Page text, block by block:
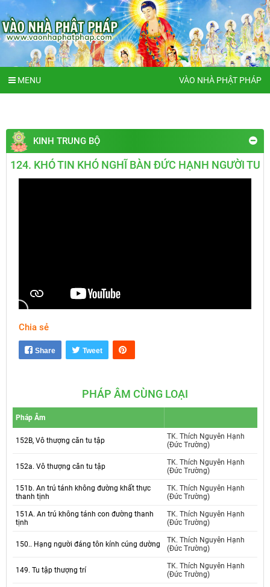
MENU VÀO NHÀ PHẬT PHÁP
KINH TRUNG BỘ
124. KHÓ TIN KHÓ NGHĨ BÀN ĐỨC HẠNH NGƯỜI TU
Chia sẻ
Share Tweet
PHÁP ÂM CÙNG LOẠI
Pháp Âm
152B, Vô thượng căn tu tập
TK. Thích Nguyên Hạnh
(Đức Trường)
152a. Vô thượng căn tu tập
TK. Thích Nguyên Hạnh
(Đức Trường)
151b. An trú tánh không đường khất thực
thanh tịnh
TK. Thích Nguyên Hạnh
(Đức Trường)
151A. An trú không tánh con đường thanh
tịnh
TK. Thích Nguyên Hạnh
(Đức Trường)
150.. Hạng người đáng tôn kính cúng dường
TK. Thích Nguyên Hạnh
(Đức Trường)
149. Tu tập thượng trí
TK. Thích Nguyên Hạnh
(Đức Trường)